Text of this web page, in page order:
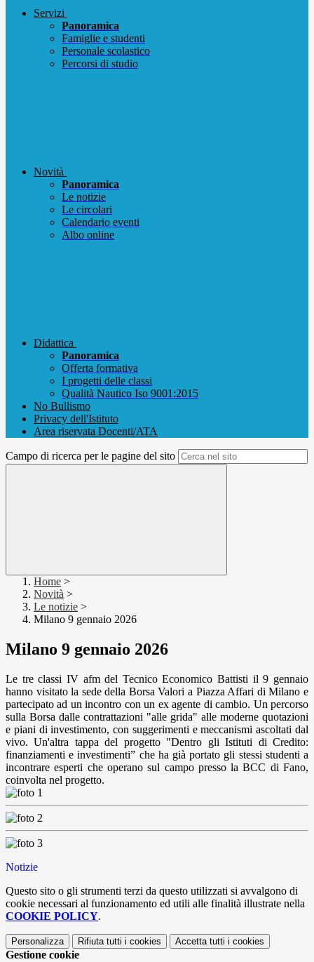
Servizi
Panoramica
Famiglie e studenti
Personale scolastico
Percorsi di studio
Novità
Panoramica
Le notizie
Le circolari
Calendario eventi
Albo online
Didattica
Panoramica
Offerta formativa
I progetti delle classi
Qualità Nautico Iso 9001:2015
No Bullismo
Privacy dell'Istituto
Area riservata Docenti/ATA
Campo di ricerca per le pagine del sito
Home >
Novità >
Le notizie >
Milano 9 gennaio 2026
Milano 9 gennaio 2026
Le tre classi IV afm del Tecnico Economico Battisti il 9 gennaio
hanno visitato la sede della Borsa Valori a Piazza Affari di Milano e
partecipato ad un incontro con un ex agente di cambio. Un percorso
sulla Borsa dalle contrattazioni "alle grida" alle moderne quotazioni
e piani di investimento, con suggerimenti e meccanismi ascoltati dal
vivo. Un'altra tappa del progetto "Dentro gli Istituti di Credito:
finanziamenti e investimenti” che ha già portato gli stessi studenti a
incontrare esperti che operano sul campo presso la BCC di Fano,
coinvolta nel progetto.
Notizie
Questo sito o gli strumenti terzi da questo utilizzati si avvalgono di
cookie necessari al funzionamento ed utili alle finalità illustrate nella
COOKIE POLICY.
Personalizza Rifiuta tutti i cookies Accetta tutti i cookies
Gestione cookie